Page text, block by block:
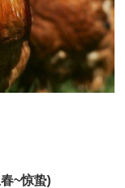
~惊蛰)